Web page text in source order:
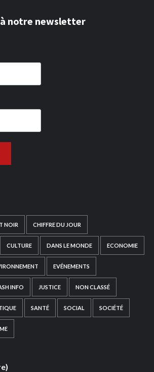
notre newsletter
NOIR CHIFFRE DU JOUR
CULTURE DANS LE MONDE ECONOMIE
EVÉNEMENTS
INFO JUSTICE NON CLASSÉ
SANTÉ SOCIAL SOCIÉTÉ